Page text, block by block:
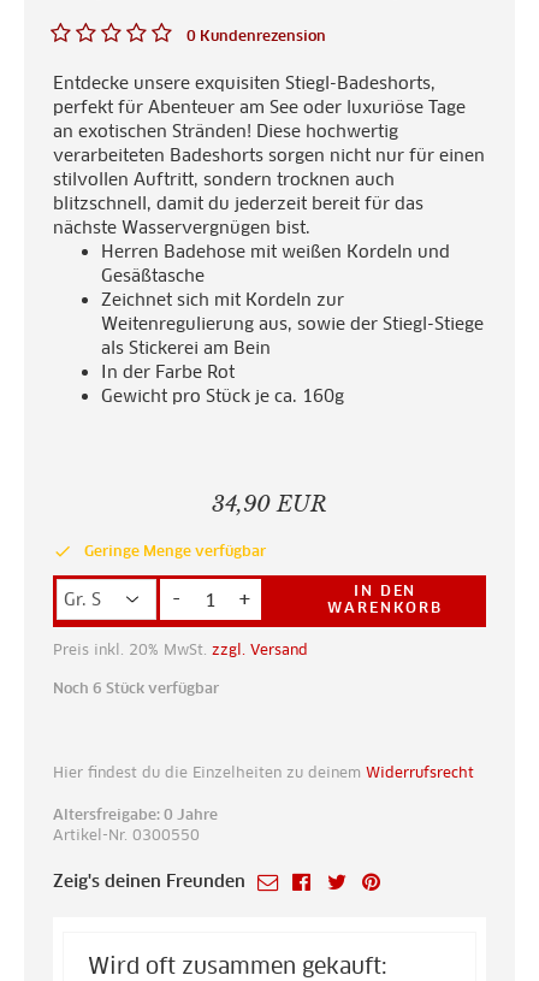
0 Kundenrezension
Entdecke unsere exquisiten Stiegl-Badeshorts,
perfekt für Abenteuer am See oder luxuriöse Tage
an exotischen Stränden! Diese hochwertig
verarbeiteten Badeshorts sorgen nicht nur für einen
stilvollen Auftritt, sondern trocknen auch
blitzschnell, damit du jederzeit bereit für das
nächste Wasservergnügen bist.
Herren Badehose mit weißen Kordeln und
Gesäßtasche
Zeichnet sich mit Kordeln zur
Weitenregulierung aus, sowie der Stiegl-Stiege
als Stickerei am Bein
In der Farbe Rot
Gewicht pro Stück je ca. 160g
34,90 EUR
done Geringe Menge verfügbar
- +
IN DEN
WARENKORB
Preis inkl. 20% MwSt. zzgl. Versand
Noch 6 Stück verfügbar
Hier findest du die Einzelheiten zu deinem Widerrufsrecht
Altersfreigabe: 0 Jahre
Artikel-Nr. 0300550
Zeig's deinen Freunden
Wird oft zusammen gekauft: